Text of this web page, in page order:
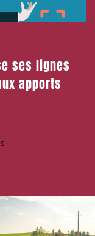
ses lignes
apports